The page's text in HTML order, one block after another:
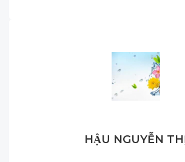
HẬU NGUYỄN